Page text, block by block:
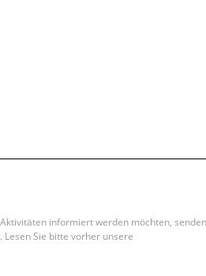
informiert werden möchten, senden
Sie bitte vorher unsere